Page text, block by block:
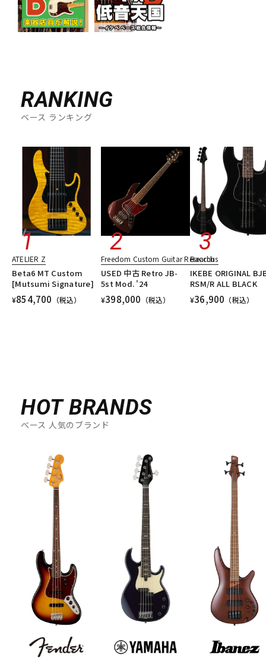
RANKING
ベース ランキング
ATELIER Z
Beta6 MT Custom
[Mutsumi Signature]
¥854,700 （税込）
Freedom Custom Guitar Research
USED 中古 Retro JB-
5st Mod. '24
¥398,000 （税込）
Bacchus
IKEBE ORIGINAL
RSM/R ALL BLACK
¥36,900 （税込）
HOT BRANDS
ベース 人気のブランド